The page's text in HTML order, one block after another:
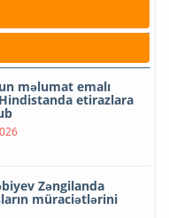
məlumat emalı
etirazlara
Zəngilanda
müraciətlərini